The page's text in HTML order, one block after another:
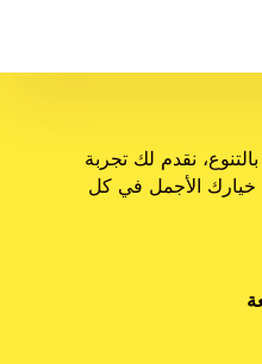
نقدم لك تجربة
خيارك الأجمل في كل